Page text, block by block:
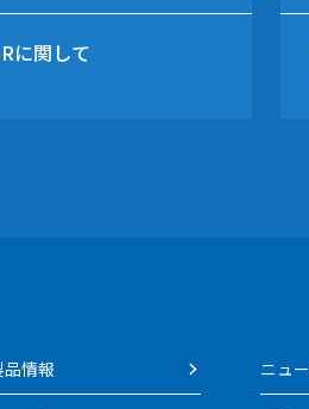
に関して
品情報 ニュ